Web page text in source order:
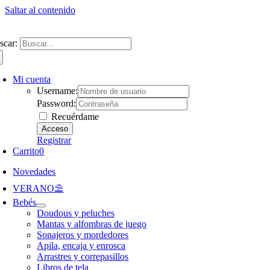
Saltar al contenido
Mi cuenta
Username:
Password:
Recuérdame
Registrar
Carrito0
Novedades
VERANO⛱️​
Bebés
Doudous y peluches
Mantas y alfombras de juego
Sonajeros y mordedores
Apila, encaja y enrosca
Arrastres y correpasillos
Libros de tela